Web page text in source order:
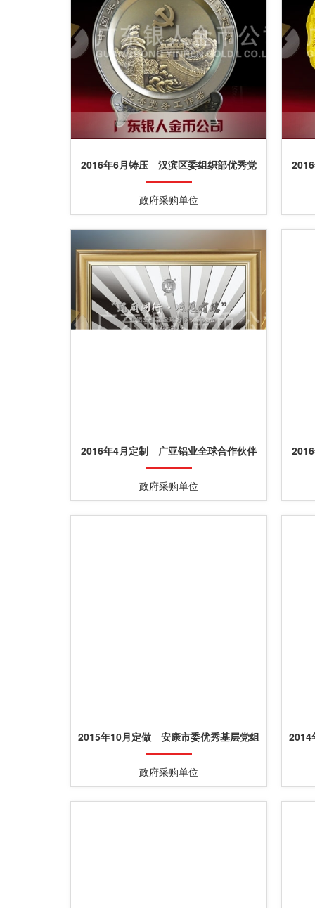
2016年6月铸压 汉滨区委组织部优秀党
务工作者圆盘奖盘摆件
政府采购单位
2016年4月定制 广亚铝业全球合作伙伴
纯银银画浮雕银箔画
政府采购单位
2015年10月定做 安康市委优秀基层党组
织书记纪念盘定做
政府采购单位
2014